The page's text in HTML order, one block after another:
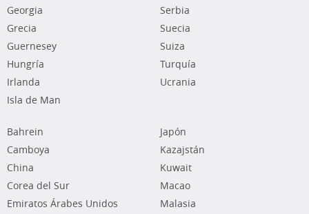
Georgia
Grecia
Guernesey
Hungría
Irlanda
Isla de Man
Serbia
Suecia
Suiza
Turquía
Ucrania
Bahrein
Camboya
China
Corea del Sur
Emiratos Árabes Unidos
Japón
Kazajstán
Kuwait
Macao
Malasia